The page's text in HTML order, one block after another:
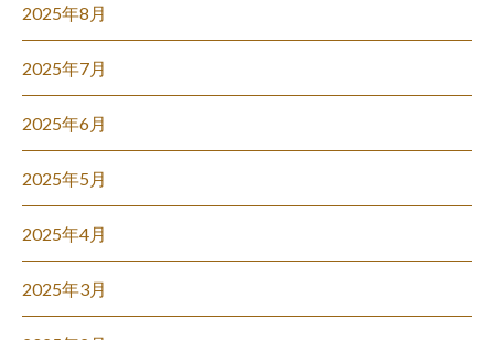
2025年8月
2025年7月
2025年6月
2025年5月
2025年4月
2025年3月